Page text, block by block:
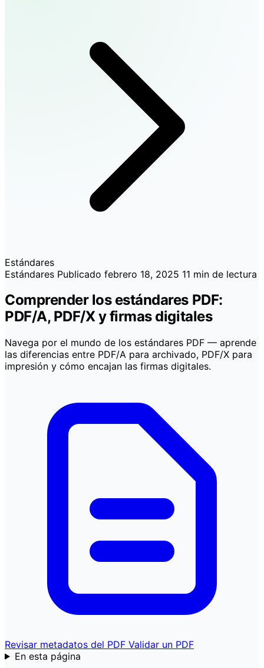
Estándares
Estándares Publicado febrero 18, 2025 11 min de lectura
Comprender los estándares PDF:
PDF/A, PDF/X y firmas digitales
Navega por el mundo de los estándares PDF — aprende
las diferencias entre PDF/A para archivado, PDF/X para
impresión y cómo encajan las firmas digitales.
Revisar metadatos del PDF Validar un PDF
En esta página